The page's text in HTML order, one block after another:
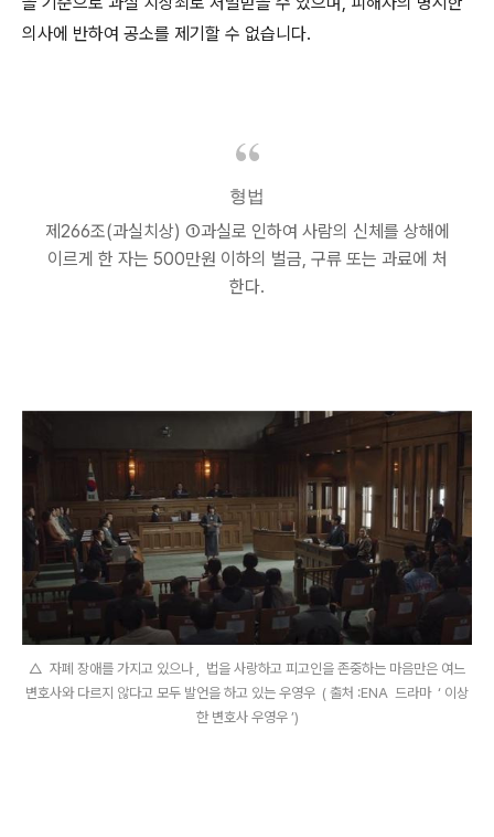
의사에 반하여 공소를 제기할 수 없습니다.
형법
제 266조(과실치상) ①과실로 인하여 사람의 신체를 상해에
이르게 한 자는 500만원 이하의 벌금, 구류 또는 과료에 처
한다.
△ 자폐 장애를 가지고 있으나 , 법을 사랑하고 피고인을 존중하는 마음만은 여느
변호사와 다르지 않다고 모두 발언을 하고 있는 우영우 ( 출처 :ENA 드라마 ‘ 이상
한 변호사 우영우 ’)